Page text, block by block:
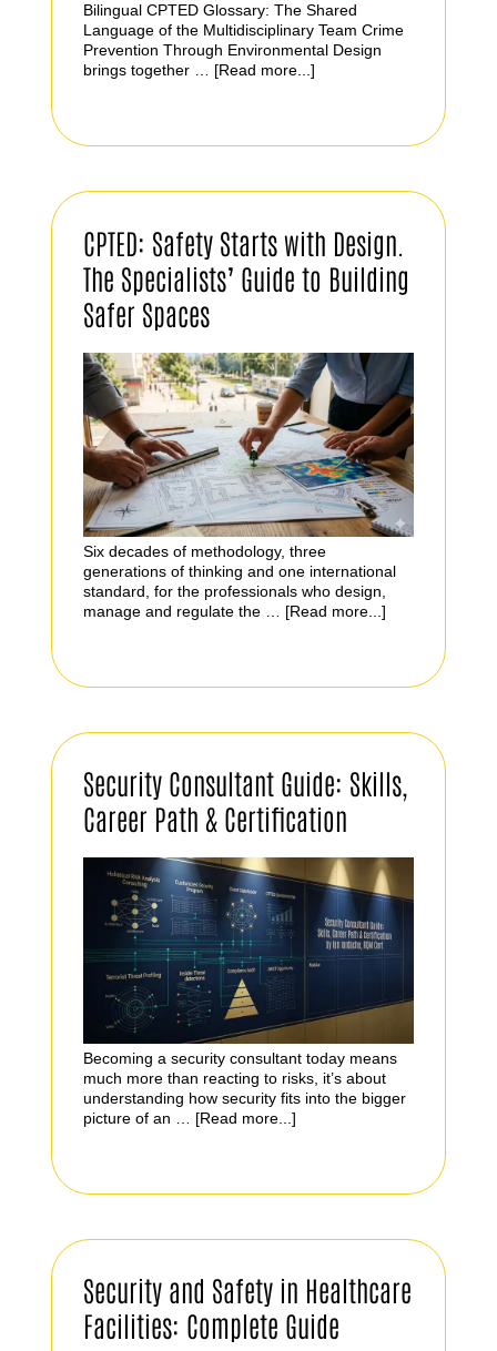
Bilingual CPTED Glossary: The Shared
Language of the Multidisciplinary Team Crime
Prevention Through Environmental Design
brings together … [Read more...]
CPTED: Safety Starts with Design.
The Specialists’ Guide to Building
Safer Spaces
Six decades of methodology, three
generations of thinking and one international
standard, for the professionals who design,
manage and regulate the … [Read more...]
Security Consultant Guide: Skills,
Career Path & Certification
Becoming a security consultant today means
much more than reacting to risks, it’s about
understanding how security fits into the bigger
picture of an … [Read more...]
Security and Safety in Healthcare
Facilities: Complete Guide